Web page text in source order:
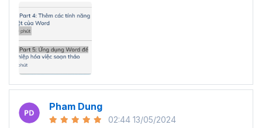
hình thành tư duy soạn thảo nhạy bén, linh hoạt, hoàn
thành mọi công việc nhanh chóng và khoa học. Đồng
thời, sự thành thạo Microsoft Word sẽ tạo ra cơ hội thăng
tiến trong công việc, mở ra cánh cửa cho sự phát triển và
tiến bộ trên con đường sự nghiệp.
Đặc biệt, bạn chỉ cần bỏ ra một số tiền rất nhỏ là đã có
thể sở hữu khóa học trọn đời với nội dung được các giảng
viên cập nhật liên tục đảm bảo kiến thức mới nhất cho
Pham Dung
02:44 13/05/2024